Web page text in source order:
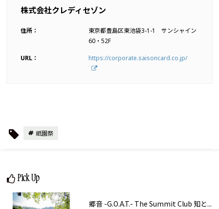
株式会社クレディセゾン
住所：
東京都豊島区東池袋3-1-1 サンシャイン
60・52F
URL： https://corporate.saisoncard.co.jp/
祇園祭
Pick Up
郷音 -G.O.A.T.- The Summit Club 知と...